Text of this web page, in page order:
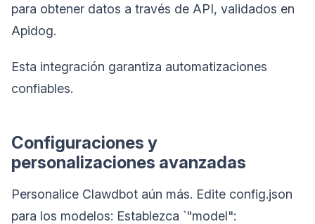
para obtener datos a través de API, validados en
Apidog.
Esta integración garantiza automatizaciones
confiables.
Configuraciones y
personalizaciones avanzadas
Personalice Clawdbot aún más. Edite config.json
para los modelos: Establezca `"model":